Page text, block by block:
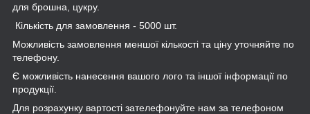
для брошна, цукру.
Кількість для замовлення - 5000 шт.
Можливість замовлення меншої кількості та ціну уточняйте по
телефону.
Є можливість нанесення вашого лого та іншої інформації по
продукції.
Для розрахунку вартості зателефонуйте нам за телефоном